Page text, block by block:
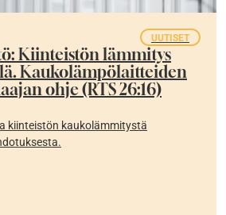
UUTISET
Kiinteistön lämmitys
Kaukolämpölaitteiden
ohje (RTS 26:16)
kiinteistön kaukolämmitystä